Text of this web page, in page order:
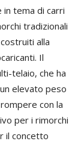
in tema di carri
tradizionali
alla
Il
telaio, che ha
elevato peso
con la
per i rimorchi
il concetto